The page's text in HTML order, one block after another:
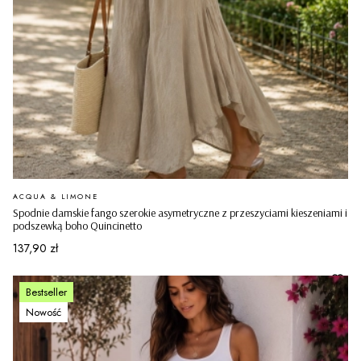
Spodnie damskie fango szerokie asymetryczne z przeszyciami kieszeniami i
podszewką boho Quincinetto
PRODUCENT
ACQUA & LIMONE
Cena
137,90 zł
Bestseller
Nowość